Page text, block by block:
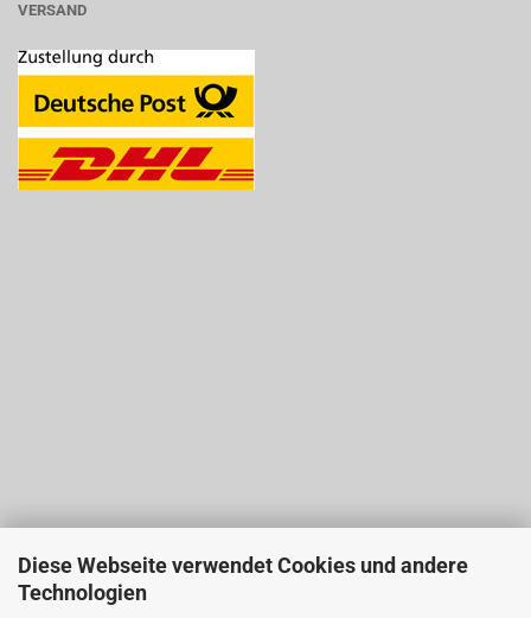
Diese Webseite verwendet Cookies und andere
Technologien
VERSAND